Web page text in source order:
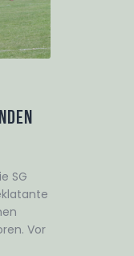
SG
Vor